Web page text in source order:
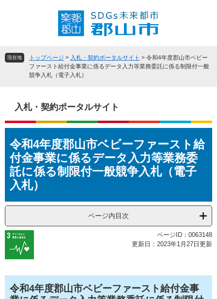
頭
飛現在地 トップページ > 入札・契約ポータルサイト > 令和4年度郡山市ベビー
ファースト給付金事業に係るデータ入力等業務委託に係る制限付一般
競争入札（電子入札）
入札・契約ポータルサイト
文令和4年度郡山市ベビーファースト給
付金事業に係るデータ入力等業務委
託に係る制限付一般競争入札（電子
入札）
ページ内目次
ページID：0063148
更新日：2023年1月27日更新
令和4年度郡山市ベビーファースト給付金事